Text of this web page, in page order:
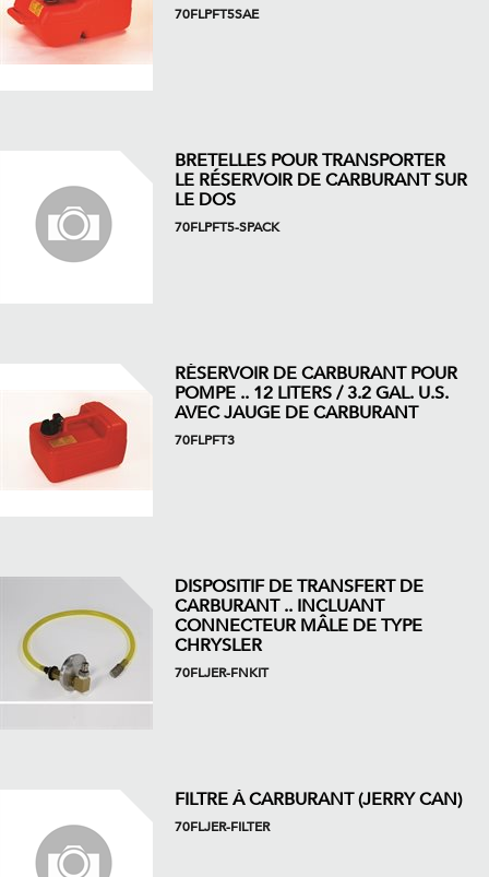
70FLPFT5SAE
BRETELLES POUR TRANSPORTER
LE RÉSERVOIR DE CARBURANT SUR
LE DOS
70FLPFT5-SPACK
RÉSERVOIR DE CARBURANT POUR
POMPE .. 12 LITERS / 3.2 GAL. U.S.
AVEC JAUGE DE CARBURANT
70FLPFT3
DISPOSITIF DE TRANSFERT DE
CARBURANT .. INCLUANT
CONNECTEUR MÂLE DE TYPE
CHRYSLER
70FLJER-FNKIT
FILTRE À CARBURANT (JERRY CAN)
70FLJER-FILTER